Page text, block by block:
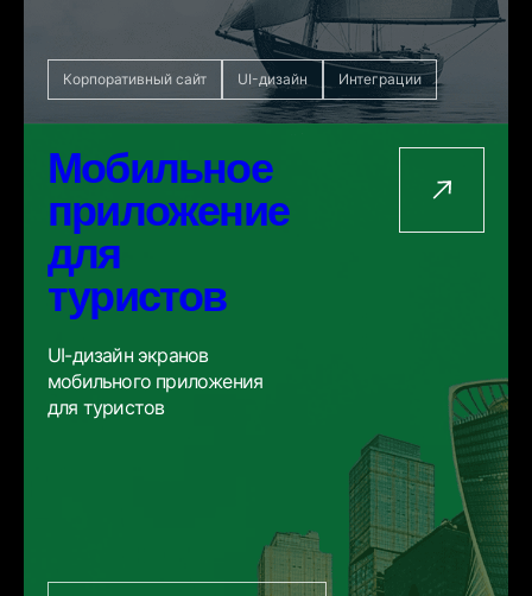
Корпоративный сайт UI-дизайн Интеграции
Мобильное
приложение
для
туристов
UI-дизайн экранов
мобильного приложения
для туристов